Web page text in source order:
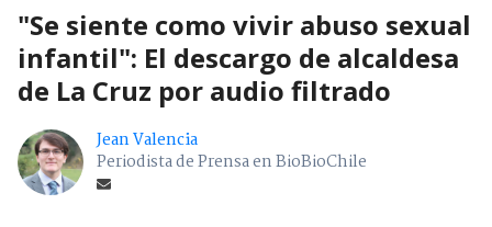
"Se siente como vivir abuso sexual
infantil": El descargo de alcaldesa
de La Cruz por audio filtrado
Jean Valencia
Periodista de Prensa en BioBioChile